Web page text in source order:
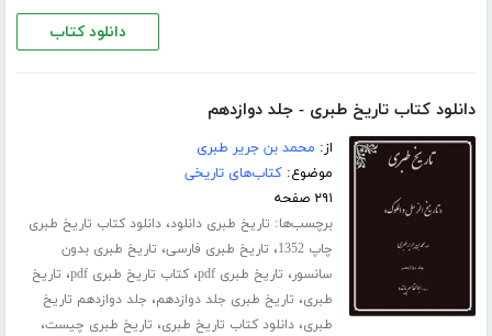
دانلود کتاب
دانلود کتاب تاریخ طبری - جلد دوازدهم
از: محمد بن جریر طبری
موضوع:کتاب‌های تاریخی
۲۹۱ صفحه
برچسب‌ها: تاریخ طبری دانلود،دانلود کتاب تاریخ طبری
چاپ 1352
، تاریخ طبری فارسی، تاریخ طبری بدون
سانسور، تاریخ طبری pdf ،کتاب تاریخ طبری pdf ، تاریخ
طبری، تاریخ طبری جلد ‌دوازدهم، جلد دوازدهم تاریخ
طبری،دانلود کتاب تاریخ طبری، تاریخ طبری چیست،